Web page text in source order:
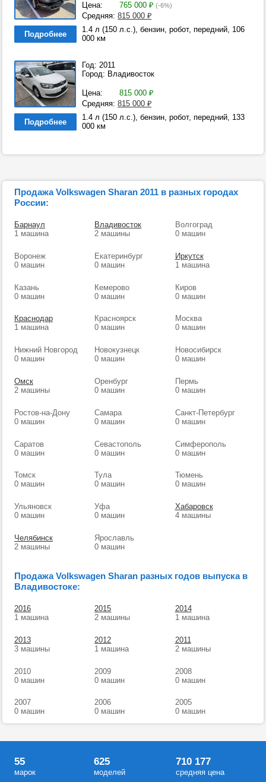
Цена: 765 000 ₽ (-6%)
Средняя: 815 000 ₽
Подробнее
1.4 л (150 л.с.), бензин, робот, передний, 106
000 км
Год: 2011
Город: Владивосток
Цена: 815 000 ₽
Средняя: 815 000 ₽
Подробнее
1.4 л (150 л.с.), бензин, робот, передний, 133
000 км
Продажа Volkswagen Sharan 2011 в разных городах
России:
Барнаул
1 машина
Владивосток
2 машины
Волгоград
0 машин
Воронеж
0 машин
Екатеринбург
0 машин
Иркутск
1 машина
Казань
0 машин
Кемерово
0 машин
Киров
0 машин
Краснодар
1 машина
Красноярск
0 машин
Москва
0 машин
Нижний Новгород
0 машин
Новокузнецк
0 машин
Новосибирск
0 машин
Омск
2 машины
Оренбург
0 машин
Пермь
0 машин
Ростов-на-Дону
0 машин
Самара
0 машин
Санкт-Петербург
0 машин
Саратов
0 машин
Севастополь
0 машин
Симферополь
0 машин
Томск
0 машин
Тула
0 машин
Тюмень
0 машин
Ульяновск
0 машин
Уфа
0 машин
Хабаровск
4 машины
Челябинск
2 машины
Ярославль
0 машин
Продажа Volkswagen Sharan разных годов выпуска в
Владивостоке:
2016
1 машина
2015
2 машины
2014
1 машина
2013
3 машины
2012
1 машина
2011
2 машины
2010
0 машин
2009
0 машин
2008
0 машин
2007
0 машин
2006
0 машин
2005
0 машин
55
марок
625
моделей
710 177
средняя цена